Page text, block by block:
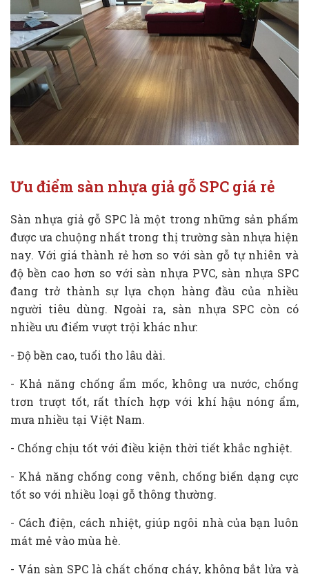
Ưu điểm sàn nhựa giả gỗ SPC giá rẻ
Sàn nhựa giả gỗ SPC là một trong những sản phẩm
được ưa chuộng nhất trong thị trường sàn nhựa hiện
nay. Với giá thành rẻ hơn so với sàn gỗ tự nhiên và
độ bền cao hơn so với sàn nhựa PVC, sàn nhựa SPC
đang trở thành sự lựa chọn hàng đầu của nhiều
người tiêu dùng. Ngoài ra, sàn nhựa SPC còn có
nhiều ưu điểm vượt trội khác như:
- Độ bền cao, tuổi tho lâu dài.
- Khả năng chống ẩm mốc, không ưa nước, chống
trơn trượt tốt, rất thích hợp với khí hậu nóng ẩm,
mưa nhiều tại Việt Nam.
- Chống chịu tốt với điều kiện thời tiết khắc nghiệt.
- Khả năng chống cong vênh, chống biến dạng cực
tốt so với nhiều loại gỗ thông thường.
- Cách điện, cách nhiệt, giúp ngôi nhà của bạn luôn
mát mẻ vào mùa hè.
- Ván sàn SPC là chất chống cháy, không bắt lửa và